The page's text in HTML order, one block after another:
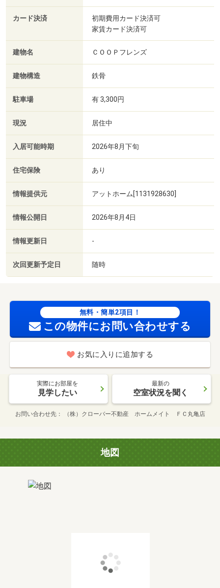
カード決済
初期費用カード決済可
家賃カード決済可
建物名 ＣＯＯＰフレンズ
建物構造 鉄骨
駐車場 有 3,300円
現況 居住中
入居可能時期 2026年8月下旬
住宅保険 あり
情報提供元 アットホーム[1131928630]
情報公開日 2026年8月4日
情報更新日 -
次回更新予定日 随時
無料・簡単2項目！
この物件にお問い合わせする
お気に入りに追加する
実際にお部屋を
見学したい
最新の
空室状況を聞く
お問い合わせ先 （株）クローバー不動産 ホームメイト ＦＣ丸亀店
地図